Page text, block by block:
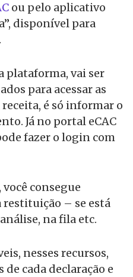
ou pelo aplicativo
disponível para
.
vai ser
para acessar as
é só informar o
Já no portal eCAC
fazer o login com
consegue
restituição – se está
na fila etc.
nesses recursos,
cada declaração e